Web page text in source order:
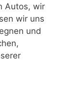
Autos, wir
wir uns
und